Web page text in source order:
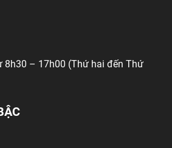
8h30 – 17h00 (Thứ hai đến Thứ